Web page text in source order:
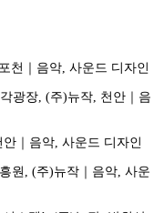
천｜음악, 사운드 디자인
광장, (주)뉴작, 천안｜음
안｜음악, 사운드 디자인
원, (주)뉴작｜음악, 사운